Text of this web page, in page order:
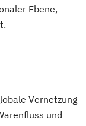
Ebene,
Vernetzung
und